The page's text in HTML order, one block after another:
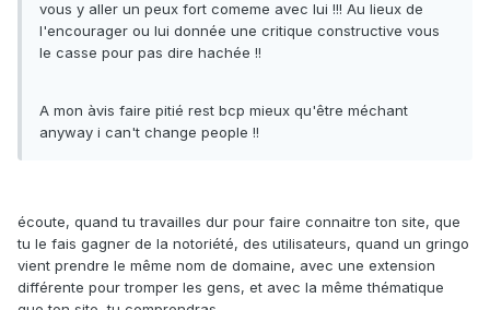
vous y aller un peux fort comeme avec lui !!! Au lieux de
l'encourager ou lui donnée une critique constructive vous
le casse pour pas dire hachée !!
A mon àvis faire pitié rest bcp mieux qu'être méchant
anyway i can't change people !!
écoute, quand tu travailles dur pour faire connaitre ton site, que
tu le fais gagner de la notoriété, des utilisateurs, quand un gringo
vient prendre le même nom de domaine, avec une extension
différente pour tromper les gens, et avec la même thématique